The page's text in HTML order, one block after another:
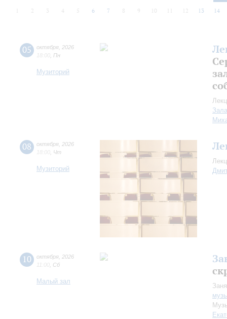
2 3 4 5 6 7 8 9 10 12 13 14
05 октября 2026
18:00 Пн
Музиторий
08 октября 2026
18:00 Чт
Музиторий
10 октября 2026
11:00 Сб
Малый зал